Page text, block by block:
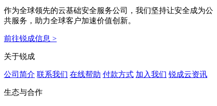
作为全球领先的云基础安全服务公司，我们坚持让安全成为公
共服务，助力全球客户加速价值创新。
前往锐成信息 >
关于锐成
公司简介 联系我们 在线帮助 付款方式 加入我们 锐成云资讯
生态与合作